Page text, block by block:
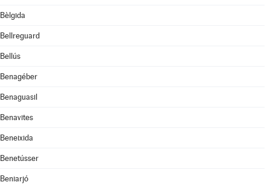
Bèlgida
Bellreguard
Bellús
Benagéber
Benaguasil
Benavites
Beneixida
Benetússer
Beniarjó